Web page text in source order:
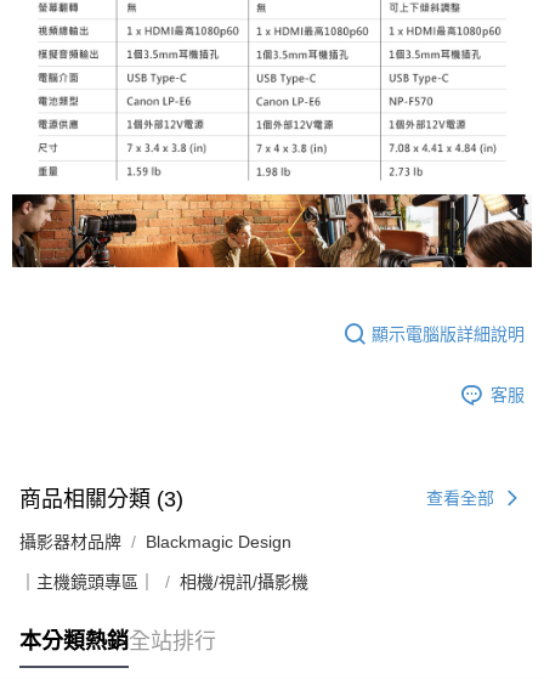
顯示電腦版詳細說明
客服
商品相關分類 (3) 查看全部
攝影器材品牌 Blackmagic Design
｜主機鏡頭專區｜ 相機/視訊/攝影機
本分類熱銷全站排行